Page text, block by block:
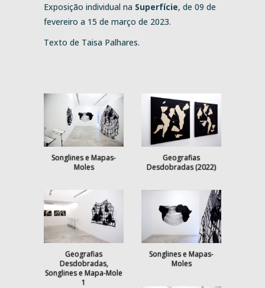
Exposição individual na Superfície, de 09 de
fevereiro a 15 de março de 2023.
Texto de Taisa Palhares.
Songlines e Mapas-
Moles
Geografias
Desdobradas,
Songlines e Mapa-Mole
1
Geografias
Desdobradas (2022)
Songlines e Mapas-
Moles